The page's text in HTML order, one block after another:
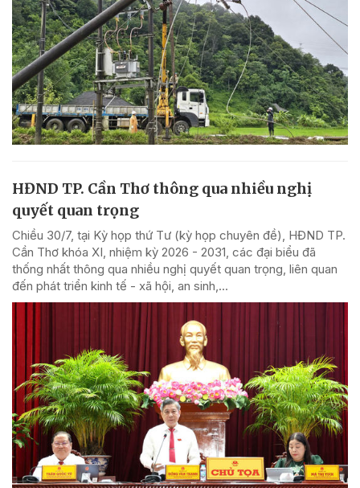
HĐND TP. Cần Thơ thông qua nhiều nghị
quyết quan trọng
Chiều 30/7, tại Kỳ họp thứ Tư (kỳ họp chuyên đề), HĐND TP.
Cần Thơ khóa XI, nhiệm kỳ 2026 - 2031, các đại biểu đã
thống nhất thông qua nhiều nghị quyết quan trọng, liên quan
đến phát triển kinh tế - xã hội, an sinh,...